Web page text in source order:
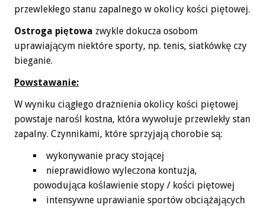
przewlekłego stanu zapalnego w okolicy kości piętowej.
Ostroga piętowa zwykle dokucza osobom
uprawiającym niektóre sporty, np. tenis, siatkówkę czy
bieganie.
Powstawanie:
W wyniku ciągłego drażnienia okolicy kości piętowej
powstaje narośl kostna, która wywołuje przewlekły stan
zapalny. Czynnikami, które sprzyjają chorobie są:
wykonywanie pracy stojącej
nieprawidłowo wyleczona kontuzja,
powodująca koślawienie stopy / kości piętowej
intensywne uprawianie sportów obciążających